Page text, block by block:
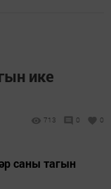
ике
713 0 0
саны тагын